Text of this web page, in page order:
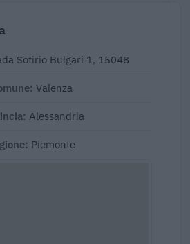
Sotirio Bulgari 1, 15048
Valenza
Alessandria
Piemonte